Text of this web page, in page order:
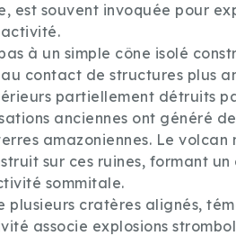
est souvent invoquée pour
à un simple cône isolé
contact de structures plus
partiellement détruits
anciennes ont généré
amazoniennes. Le volcan
sur ces ruines, formant
sommitale.
plusieurs cratères alignés,
associe explosions